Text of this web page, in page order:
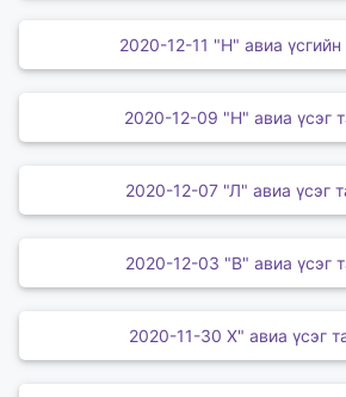
2020-12-11 "Н" авиа үсгийн
2020-12-09 "Н" авиа үсэг
2020-12-07 "Л" авиа үсэг
2020-12-03 "В" авиа үсэг
2020-11-30 Х" авиа үсэг